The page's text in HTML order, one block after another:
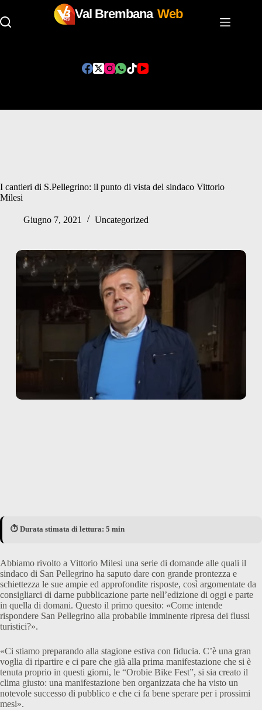
Val Brembana Web
I cantieri di S.Pellegrino: il punto di vista del sindaco Vittorio
Milesi
Giugno 7, 2021 Uncategorized
⏱️ Durata stimata di lettura: 5 min
Abbiamo rivolto a Vittorio Milesi una serie di domande alle quali il
sindaco di San Pellegrino ha saputo dare con grande prontezza e
schiettezza le sue ampie ed approfondite risposte, così argomentate da
consigliarci di darne pubblicazione parte nell’edizione di oggi e parte
in quella di domani. Questo il primo quesito: «Come intende
rispondere San Pellegrino alla probabile imminente ripresa dei flussi
turistici?».
«Ci stiamo preparando alla stagione estiva con fiducia. C’è una gran
voglia di ripartire e ci pare che già alla prima manifestazione che si è
tenuta proprio in questi giorni, le “Orobie Bike Fest”, si sia creato il
clima giusto: una manifestazione ben organizzata che ha visto un
notevole successo di pubblico e che ci fa bene sperare per i prossimi
mesi».